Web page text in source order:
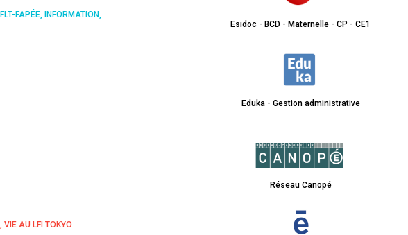
FLT-FAPÉE
INFORMATION
VIE AU LFI TOKYO
Esidoc - BCD - Maternelle - CP - CE1
Eduka - Gestion administrative
Réseau Canopé